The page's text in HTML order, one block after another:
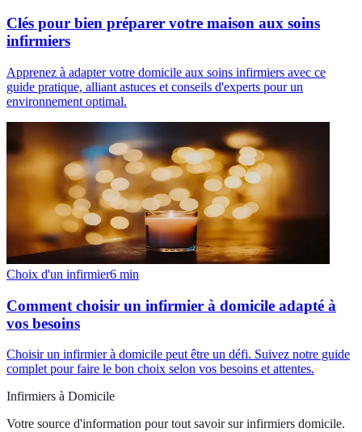
Clés pour bien préparer votre maison aux soins
infirmiers
Apprenez à adapter votre domicile aux soins infirmiers avec ce
guide pratique, alliant astuces et conseils d'experts pour un
environnement optimal.
Choix d'un infirmier6 min
Comment choisir un infirmier à domicile adapté à
vos besoins
Choisir un infirmier à domicile peut être un défi. Suivez notre guide
complet pour faire le bon choix selon vos besoins et attentes.
Infirmiers à Domicile
Votre source d'information pour tout savoir sur infirmiers domicile.